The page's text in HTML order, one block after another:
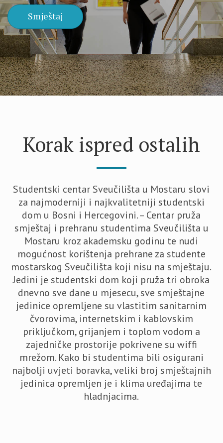
Smještaj
Korak ispred ostalih
Studentski centar Sveučilišta u Mostaru slovi
za najmoderniji i najkvalitetniji studentski
dom u Bosni i Hercegovini. – Centar pruža
smještaj i prehranu studentima Sveučilišta u
Mostaru kroz akademsku godinu te nudi
mogućnost korištenja prehrane za studente
mostarskog Sveučilišta koji nisu na smještaju.
Jedini je studentski dom koji pruža tri obroka
dnevno sve dane u mjesecu, sve smještajne
jedinice opremljene su vlastitim sanitarnim
čvorovima, internetskim i kablovskim
priključkom, grijanjem i toplom vodom a
zajedničke prostorije pokrivene su wiffi
mrežom. Kako bi studentima bili osigurani
najbolji uvjeti boravka, veliki broj smještajnih
jedinica opremljen je i klima uređajima te
hladnjacima.